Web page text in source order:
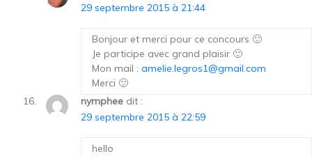
29 septembre 2015 à 21:44
Bonjour et merci pour ce concours 🙂
Je participe avec grand plaisir 🙂
Mon mail : amelie.legros1@gmail.com
Merci 🙂
nymphee dit :
29 septembre 2015 à 22:59
hello